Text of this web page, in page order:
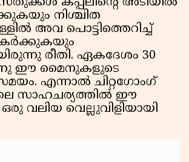
നിശ്ചിത
അവ പൊട്ടിത്തെറിച്ച്
രീതി. ഏകദേശം 30
ഈ മൈനുകളുടെ
എന്നാൽ ചിറ്റഗോംഗ്
സാഹചര്യത്തിൽ ഈ
വലിയ വെല്ലുവിളിയായി